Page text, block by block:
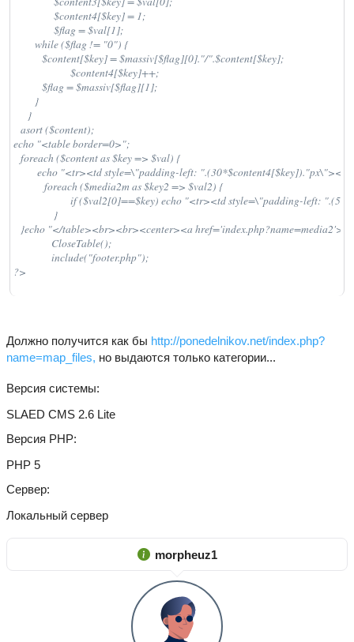
         while ($flag != "0") {
            $content[$key] = $massiv[$flag][0]."/".$content[$key];
            $flag = $massiv[$flag][1];
         }
      }
   asort ($content);
echo "<table border=0>";
   foreach ($content as $key => $val) {
}echo "</table><br><br><center><a
?>
Должно получится как бы http://ponedelnikov.net/index.php?
name=map_files, но выдаются только категории...
Версия системы
SLAED CMS 2.6 Lite
Версия PHP
PHP 5
Сервер
Локальный сервер
morpheuz1